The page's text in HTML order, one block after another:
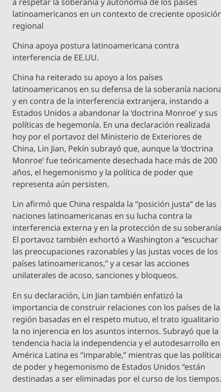
latinoamericanos en un contexto de creciente
regional
China apoya postura latinoamericana contra
interferencia de EE.UU.
China ha reiterado su apoyo a los países
latinoamericanos en su defensa de la soberanía
y en contra de la interferencia extranjera, instando a
Estados Unidos a abandonar la ‘doctrina Monroe’ y sus
políticas de hegemonía. En una declaración realizada
hoy por el portavoz del Ministerio de Exteriores de
China, Lin Jian, Pekín subrayó que, aunque la ‘doctrina
Monroe’ fue teóricamente desechada hace más de 200
años, el hegemonismo y la política de poder que
representa aún persisten.
Lin afirmó que China respalda la “posición justa” de las
naciones latinoamericanas en su lucha contra la
interferencia externa y en la protección de su
El portavoz también exhortó a Washington a “escuchar
las preocupaciones razonables y las justas voces de los
países latinoamericanos,” y a cesar las acciones
unilaterales de acoso, sanciones y bloqueos.
En su declaración, Lin Jian también enfatizó la
importancia de construir relaciones con los países de la
región basadas en el respeto mutuo, el trato igualitario
la no injerencia en los asuntos internos. Subrayó que la
tendencia hacia la independencia y el autodesarrollo en
América Latina es “imparable,” mientras que las
de poder y hegemonismo de Estados Unidos “están
destinadas a ser eliminadas por el curso de los